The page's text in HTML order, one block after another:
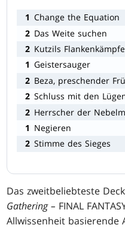
1 Change the Equation
2 Das Weite suchen
2 Kutzils
1 Geistersauger
2 Beza, preschender
2 Schluss mit den
2 Herrscher der
1 Negieren
2 Stimme des Sieges
Das zweitbeliebteste
Gathering – FINAL
Allwissenheit basierende